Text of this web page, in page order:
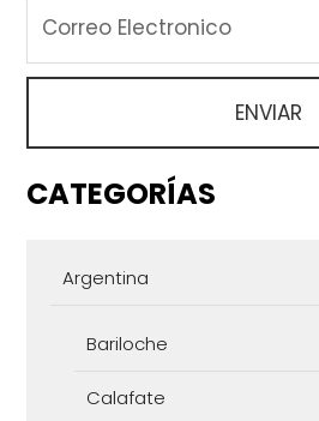
CATEGORÍAS
Argentina
Bariloche
Calafate